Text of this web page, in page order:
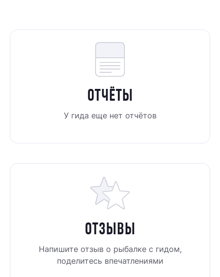
ОТЧЁТЫ
У гида еще нет отчётов
ОТЗЫВЫ
Напишите отзыв о рыбалке c гидом,
поделитесь впечатлениями